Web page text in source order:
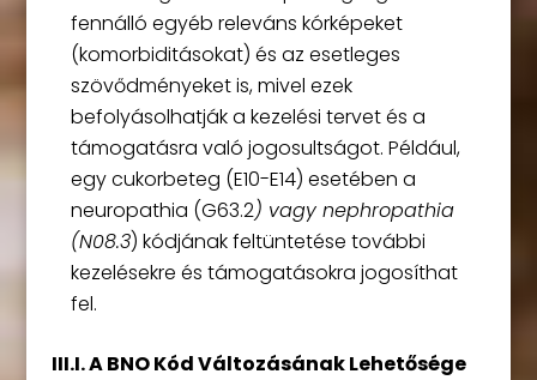
fennálló egyéb releváns kórképeket
(komorbiditásokat) és az esetleges
szövődményeket is, mivel ezek
befolyásolhatják a kezelési tervet és a
támogatásra való jogosultságot. Például,
egy cukorbeteg (E10-E14) esetében a
neuropathia (G63.2) vagy nephropathia
(N08.3) kódjának feltüntetése további
kezelésekre és támogatásokra jogosíthat
fel.
III.I. A BNO Kód Változásának Lehetősége